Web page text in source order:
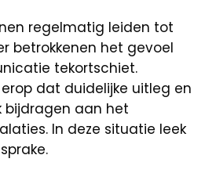
regelmatig leiden tot
betrokkenen het gevoel
tekortschiet.
dat duidelijke uitleg en
bijdragen aan het
In deze situatie leek